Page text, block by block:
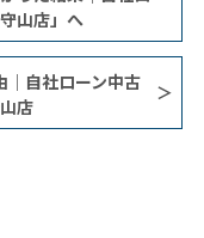
山店」へ
｜自社ローン中古
店